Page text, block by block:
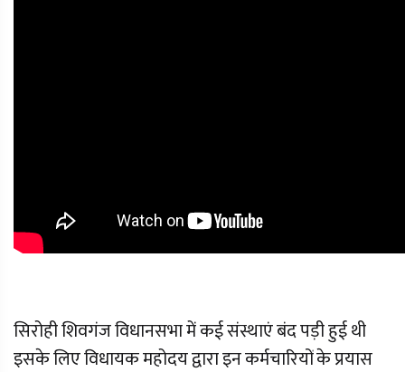
सिरोही शिवगंज विधानसभा में कई संस्थाएं बंद पड़ी हुई थी
इसके लिए विधायक महोदय द्वारा इन कर्मचारियों के प्रयास